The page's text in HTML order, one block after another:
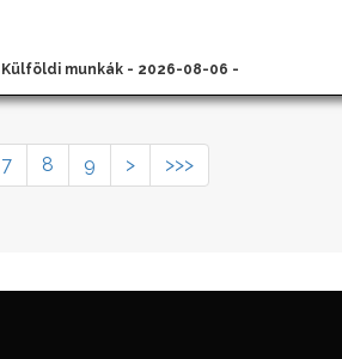
Külföldi munkák - 2026-08-06 -
7 8 9 > >>>